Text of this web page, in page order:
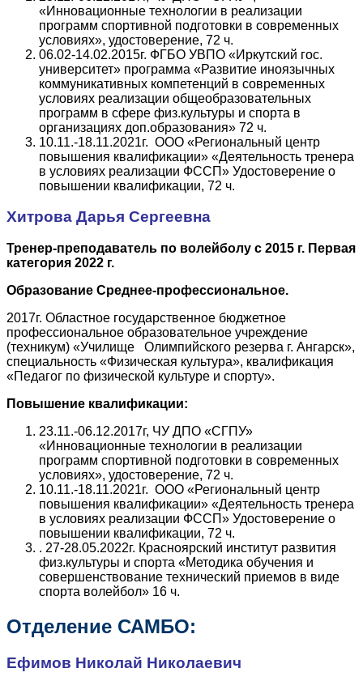
«Инновационные технологии в реализации
программ спортивной подготовки в современных
условиях», удостоверение, 72 ч.
06.02-14.02.2015г. ФГБО УВПО «Иркутский гос.
университет» программа «Развитие иноязычных
коммуникативных компетенций в современных
условиях реализации общеобразовательных
программ в сфере физ.культуры и спорта в
организациях доп.образования» 72 ч.
10.11.-18.11.2021г. ООО «Региональный центр
повышения квалификации» «Деятельность тренера
в условиях реализации ФССП» Удостоверение о
повышении квалификации, 72 ч.
Хитрова Дарья Сергеевна
Тренер-преподаватель по волейболу с 2015 г. Первая
категория 2022 г.
Образование Среднее-профессиональное.
2017г. Областное государственное бюджетное
профессиональное образовательное учреждение
(техникум) «Училище Олимпийского резерва г. Ангарск»,
специальность «Физическая культура», квалификация
«Педагог по физической культуре и спорту».
Повышение квалификации:
23.11.-06.12.2017г, ЧУ ДПО «СГПУ»
«Инновационные технологии в реализации
программ спортивной подготовки в современных
условиях», удостоверение, 72 ч.
10.11.-18.11.2021г. ООО «Региональный центр
повышения квалификации» «Деятельность тренера
в условиях реализации ФССП» Удостоверение о
повышении квалификации, 72 ч.
. 27-28.05.2022г. Красноярский институт развития
физ.культуры и спорта «Методика обучения и
совершенствование технический приемов в виде
спорта волейбол» 16 ч.
Отделение САМБО:
Ефимов Николай Николаевич